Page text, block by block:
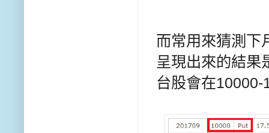
而常用來猜測下
呈現出來的結果
台股會在10000-